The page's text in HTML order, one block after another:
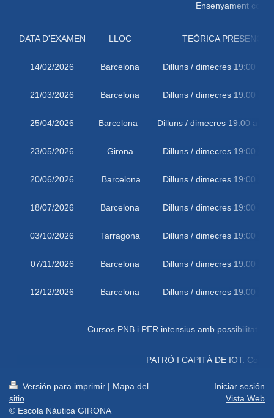
Ensenyament
DATA D'EXAMEN LLOC TEÒRICA
14/02/2026 Barcelona Dilluns / dimecres 19:00 a
21/03/2026 Barcelona Dilluns / dimecres 19:00 a
25/04/2026 Barcelona Dilluns / dimecres 19:00 a
23/05/2026 Girona Dilluns / dimecres 19:00 a
20/06/2026 Barcelona Dilluns / dimecres 19:00 a
18/07/2026 Barcelona Dilluns / dimecres 19:00 a
03/10/2026 Tarragona Dilluns / dimecres 19:00 a
07/11/2026 Barcelona Dilluns / dimecres 19:00 a
12/12/2026 Barcelona Dilluns / dimecres 19:00 a
Cursos PNB i PER intensius amb possibilitat de triar
PATRÓ I CAPITÀ DE IOT: Consultar
Versión para imprimir | Mapa del
sitio
© Escola Nàutica GIRONA
Iniciar sesión
Vista Web